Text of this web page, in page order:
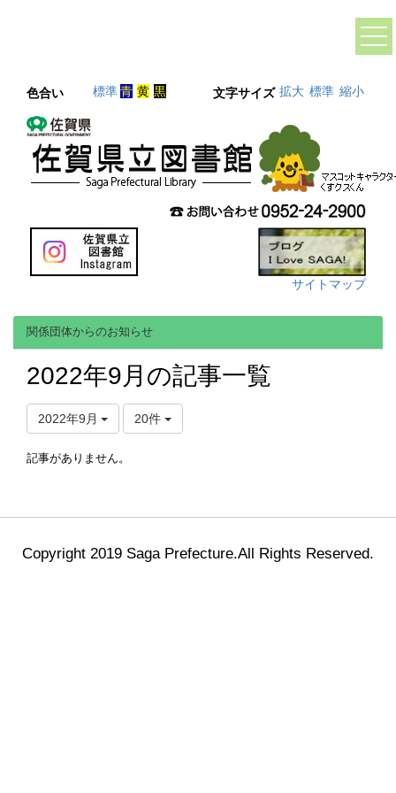
色合い 標準青 黄 黒 文字サイズ 拡大 標準 縮小
サイトマップ
関係団体からのお知らせ
2022年9月の記事一覧
2022年9月 20件
記事がありません。
Copyright 2019 Saga Prefecture.All Rights Reserved.